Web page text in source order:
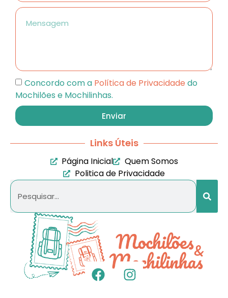
Concordo com a Política de Privacidade do
Mochilões e Mochilinhas.
Enviar
Links Úteis
Página Inicial
Quem Somos
Politica de Privacidade